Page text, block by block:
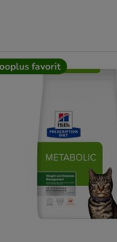
favorit